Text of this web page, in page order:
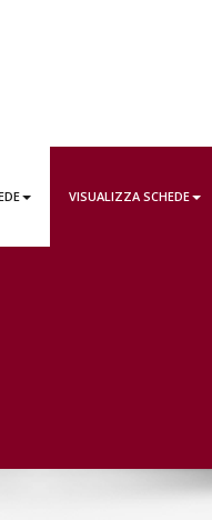
VISUALIZZA SCHEDE